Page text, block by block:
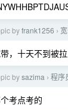
byfrank1256 ›
，十天不到被
bysazima › 程序
考点考的